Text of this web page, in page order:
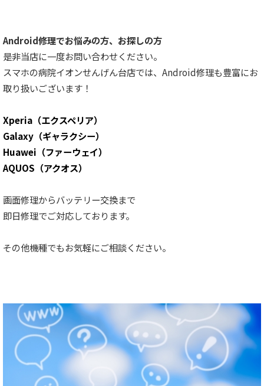
Android修理でお悩みの方、お探しの方
是非当店に一度お問い合わせください。
スマホの病院イオンせんげん台店では、Android修理も豊富にお
取り扱いございます！
Xperia（エクスペリア）
Galaxy（ギャラクシー）
Huawei（ファーウェイ）
AQUOS（アクオス）
画面修理からバッテリー交換まで
即日修理でご対応しております。
その他機種でもお気軽にご相談ください。